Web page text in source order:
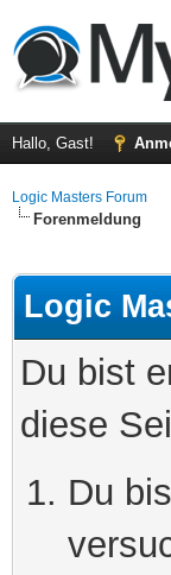
Hallo, Gast!
Logic Masters Forum
Forenmeldung
Logic
Du bist
diese
Du